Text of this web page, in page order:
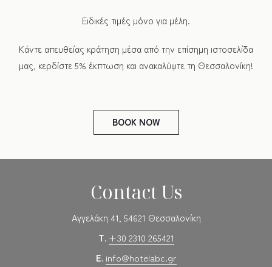
Ειδικές τιμές μόνο για μέλη.
Κάντε απευθείας κράτηση μέσα από την επίσημη ιστοσελίδα
μας, κερδίστε 5% έκπτωση και ανακαλύψτε τη Θεσσαλονίκη!
BOOK NOW
Contact Us
Αγγελάκη 41, 54621 Θεσσαλονίκη
T. +30 2310 265421
E. info@hotelabc.gr